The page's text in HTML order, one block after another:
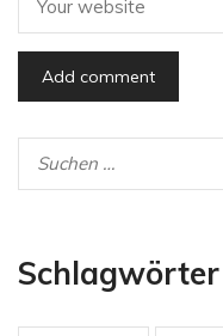
Schlagwörter